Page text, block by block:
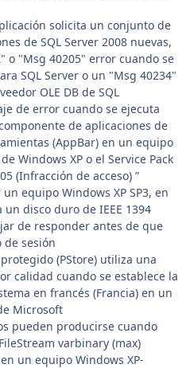
solicita un conjunto de
de SQL Server 2008 nuevas,
o "Msg 40205" error cuando se
SQL Server o un "Msg 40234"
OLE DB de SQL
de error cuando se ejecuta
de aplicaciones de
(AppBar) en un equipo
Windows XP o el Service Pack
(Infracción de acceso) ”
equipo Windows XP SP3, en
disco duro de IEEE 1394
de responder antes de que
sesión
(PStore) utiliza una
calidad cuando se establece la
en francés (Francia) en un
Microsoft
pueden producirse cuando
varbinary (max)
un equipo Windows XP-